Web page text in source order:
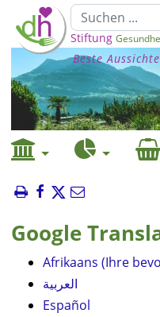
Stiftung
Beste
Google
Afrikaans (Ihre
العربية
Español